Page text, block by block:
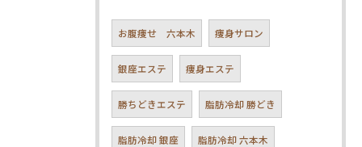
お腹痩せ 六本木 痩身サロン
銀座エステ 痩身エステ
勝ちどきエステ 脂肪冷却 勝どき
脂肪冷却 銀座 脂肪冷却 六本木